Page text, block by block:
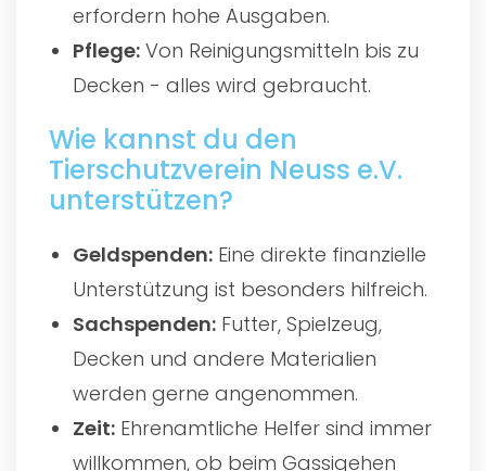
erfordern hohe Ausgaben.
Pflege: Von Reinigungsmitteln bis zu
Decken - alles wird gebraucht.
Wie kannst du den
Tierschutzverein Neuss e.V.
unterstützen?
Geldspenden: Eine direkte finanzielle
Unterstützung ist besonders hilfreich.
Sachspenden: Futter, Spielzeug,
Decken und andere Materialien
werden gerne angenommen.
Zeit: Ehrenamtliche Helfer sind immer
willkommen, ob beim Gassigehen